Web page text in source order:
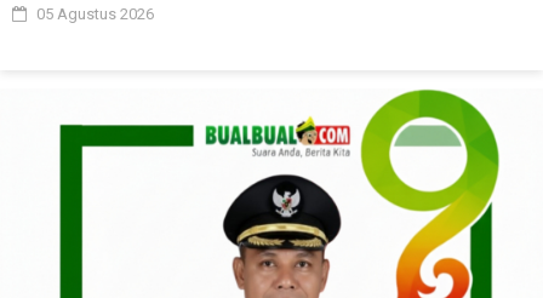
05 Agustus 2026